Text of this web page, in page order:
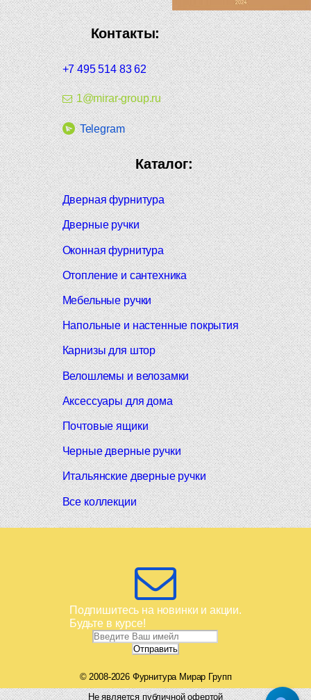
Контакты:
+7 495 514 83 62
1@mirar-group.ru
Telegram
Каталог:
Дверная фурнитура
Дверные ручки
Оконная фурнитура
Отопление и сантехника
Мебельные ручки
Напольные и настенные покрытия
Карнизы для штор
Велошлемы и велозамки
Аксессуары для дома
Почтовые ящики
Черные дверные ручки
Итальянские дверные ручки
Все коллекции
Подпишитесь на новинки и акции.
Будьте в курсе!
© 2008-2026 Фурнитура Мирар Групп
Не является публичной офертой